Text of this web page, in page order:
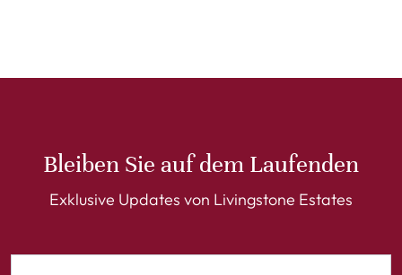
Bleiben Sie auf dem Laufenden
Exklusive Updates von Livingstone Estates